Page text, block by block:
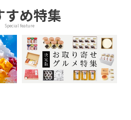
すめ特集
Special feature